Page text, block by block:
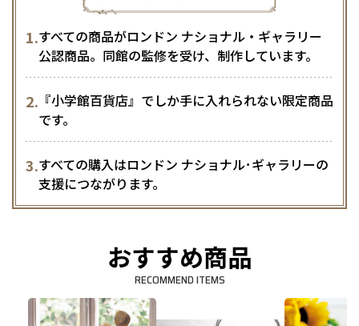
1.すべての商品がロンドン ナショナル・ギャラリー
公認商品。同館の監修を受け、制作しています。
2. 『小学館百貨店』でしか手に入れられない限定商品
です。
3.すべての購入はロンドン ナショナル･ギャラリーの
支援につながります。
おすすめ商品
RECOMMEND ITEMS